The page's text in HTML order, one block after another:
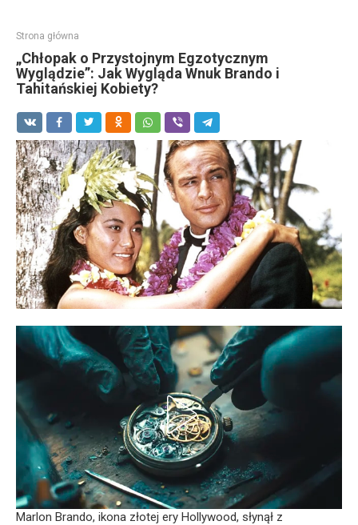
Strona główna
„Chłopak o Przystojnym Egzotycznym
Wyglądzie”: Jak Wygląda Wnuk Brando i
Tahitańskiej Kobiety?
Marlon Brando, ikona złotej ery Hollywood, słynął z